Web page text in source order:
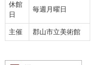
休館
日
毎週月曜日
主催 郡山市立美術館